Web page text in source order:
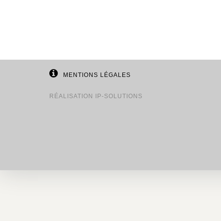
MENTIONS LÉGALES
RÉALISATION IP-SOLUTIONS